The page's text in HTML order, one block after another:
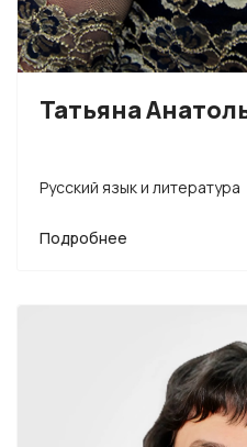
Татьяна
Русский язык и литература
Подробнее